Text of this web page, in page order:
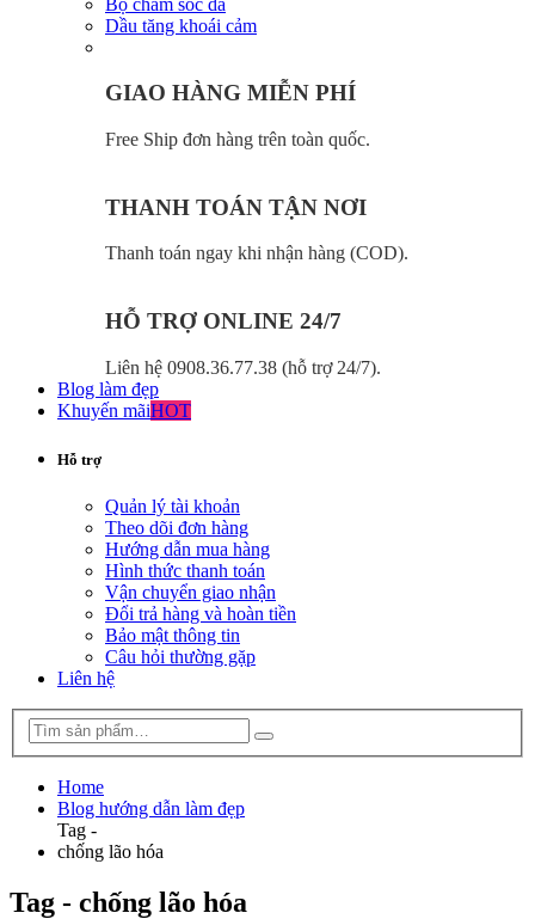
Dầu tăng khoái cảm
GIAO HÀNG MIỄN PHÍ
Free Ship đơn hàng trên toàn quốc.
THANH TOÁN TẬN NƠI
Thanh toán ngay khi nhận hàng (COD).
HỖ TRỢ ONLINE 24/7
Liên hệ 0908.36.77.38 (hỗ trợ 24/7).
Blog làm đẹp
Khuyến mãiHOT
Hỗ trợ
Quản lý tài khoản
Theo dõi đơn hàng
Hướng dẫn mua hàng
Hình thức thanh toán
Vận chuyển giao nhận
Đổi trả hàng và hoàn tiền
Bảo mật thông tin
Câu hỏi thường gặp
Liên hệ
Home
Blog hướng dẫn làm đẹp
Tag -
chống lão hóa
Tag - chống lão hóa